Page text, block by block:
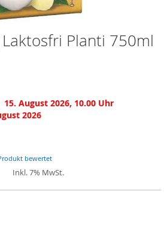
Planti 750ml
15. August 2026, 10.00 Uhr
2026
bewertet
Inkl. 7% MwSt.